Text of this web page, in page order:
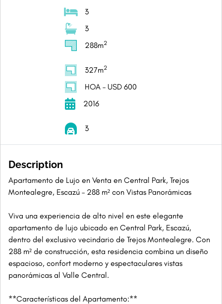
3
3
288m2
327m2
HOA – USD 600
2016
3
Description
Apartamento de Lujo en Venta en Central Park, Trejos
Montealegre, Escazú – 288 m² con Vistas Panorámicas
Viva una experiencia de alto nivel en este elegante
apartamento de lujo ubicado en Central Park, Escazú,
dentro del exclusivo vecindario de Trejos Montealegre. Con
288 m² de construcción, esta residencia combina un diseño
espacioso, confort moderno y espectaculares vistas
panorámicas al Valle Central.
**Características del Apartamento:**